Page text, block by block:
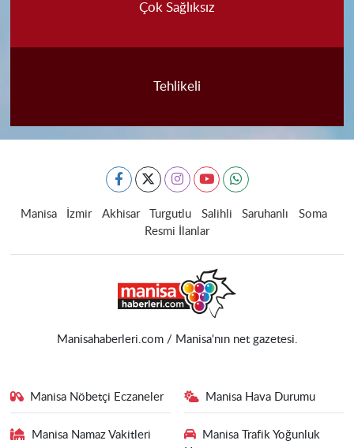
Çok Sağlıksız
Tehlikeli
Manisa İzmir Akhisar Turgutlu Salihli Saruhanlı
Soma
Resmi İlanlar
Manisahaberleri.com / Manisa'nın net gazetesi.
Manisa Nöbetçi Eczaneler Manisa Hava Durumu
Manisa Namaz Vakitleri
Manisa Trafik Yoğunluk